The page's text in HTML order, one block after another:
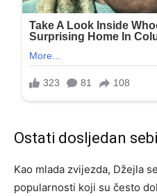
Ostati dosljedan sebi
Kao mlada zvijezda, Džejla
popularnosti koji su često